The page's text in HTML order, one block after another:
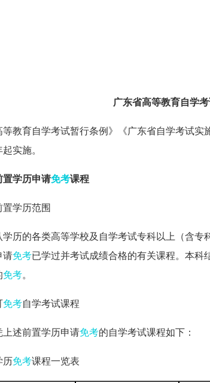
广东省高等教育自学
等教育自学考试暂行条例》《广东省自学考试
实施。
置学历申请免考课程
置学历范围
学历的各类高等学校及自学考试专科以上（含
请免考已学过并考试成绩合格的有关课程。本
免考。
免考自学考试课程
上述前置学历申请免考的自学考试课程如下：
历免考课程一览表